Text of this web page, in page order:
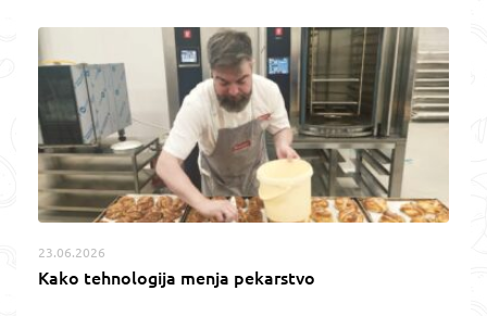
23.06.2026
Kako tehnologija menja pekarstvo